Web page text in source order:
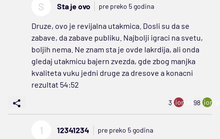
S Sta je ovo pre preko 5 godina
Druze, ovo je revijalna utakmica. Dosli su da se
zabave, da zabave publiku. Najbolji igraci na svetu,
boljih nema. Ne znam sta je ovde lakrdija, ali onda
gledaj utakmicu bajern zvezda, gde zbog manjka
kvaliteta vuku jedni druge za dresove a konacni
rezultat 54:52
3 ion:minus
98
1 12341234 pre preko 5 godina